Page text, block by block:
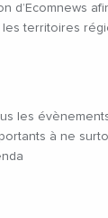
d’Ecomnews
territoires
les
à ne